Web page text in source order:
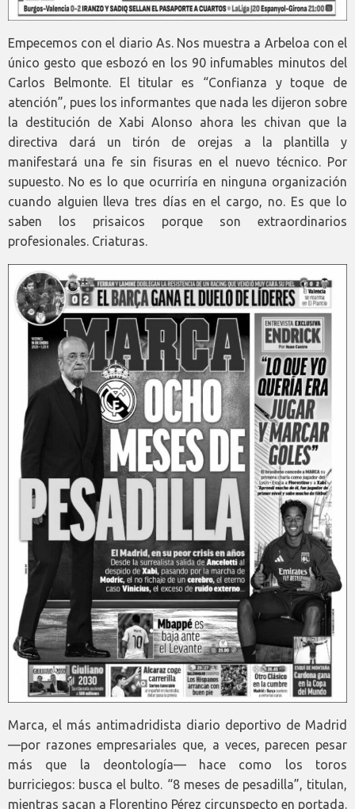
Empecemos con el diario As. Nos muestra a Arbeloa con el
único gesto que esbozó en los 90 infumables minutos del
Carlos Belmonte. El titular es “Confianza y toque de
atención”, pues los informantes que nada les dijeron sobre
la destitución de Xabi Alonso ahora les chivan que la
directiva dará un tirón de orejas a la plantilla y
manifestará una fe sin fisuras en el nuevo técnico. Por
supuesto. No es lo que ocurriría en ninguna organización
cuando alguien lleva tres días en el cargo, no. Es que lo
saben los prisaicos porque son extraordinarios
profesionales. Criaturas.
Marca, el más antimadridista diario deportivo de Madrid
—por razones empresariales que, a veces, parecen pesar
más que la deontología— hace como los toros
burriciegos: busca el bulto. “8 meses de pesadilla”, titulan,
mientras sacan a Florentino Pérez circunspecto en portada.